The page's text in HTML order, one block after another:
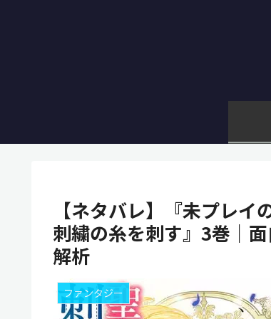
【ネタバレ】『未プレ
刺繍の糸を刺す』3巻｜
解析
ファンタジー